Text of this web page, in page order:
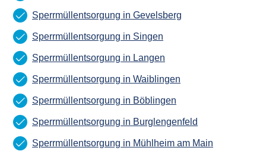
Sperrmüllentsorgung in Gevelsberg
Sperrmüllentsorgung in Singen
Sperrmüllentsorgung in Langen
Sperrmüllentsorgung in Waiblingen
Sperrmüllentsorgung in Böblingen
Sperrmüllentsorgung in Burglengenfeld
Sperrmüllentsorgung in Mühlheim am Main